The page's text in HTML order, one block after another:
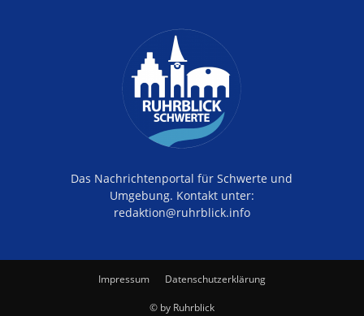
Das Nachrichtenportal für Schwerte und
Umgebung. Kontakt unter:
redaktion@ruhrblick.info
Impressum Datenschutzerklärung
© by Ruhrblick